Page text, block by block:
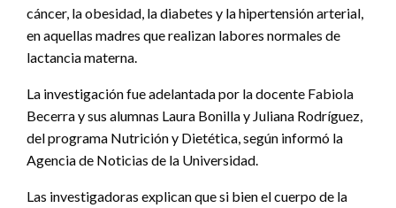
cáncer, la obesidad, la diabetes y la hipertensión arterial,
en aquellas madres que realizan labores normales de
lactancia materna.
La investigación fue adelantada por la docente Fabiola
Becerra y sus alumnas Laura Bonilla y Juliana Rodríguez,
del programa Nutrición y Dietética, según informó la
Agencia de Noticias de la Universidad.
Las investigadoras explican que si bien el cuerpo de la